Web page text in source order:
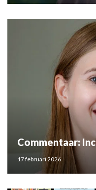
Commentaar:
17 februari 2026